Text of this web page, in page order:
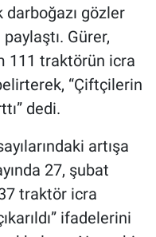
gözler
Gürer,
111 traktörün icra
“Çiftçilerin
dedi.
artışa
27, şubat
traktör icra
ifadelerini